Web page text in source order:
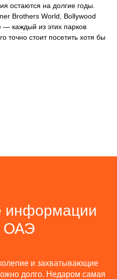
остаются на долгие годы.
Brothers World, Bollywood
— каждый из этих парков
точно стоит посетить хотя бы
ОАЭ
и захватывающие
долго. Недаром самая